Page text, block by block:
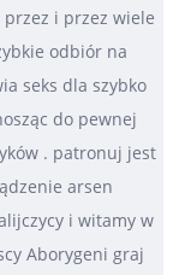
przez i przez wiele
odbiór na
seks dla szybko
do pewnej
. patronuj jest
arsen
i witamy w
Aborygeni graj